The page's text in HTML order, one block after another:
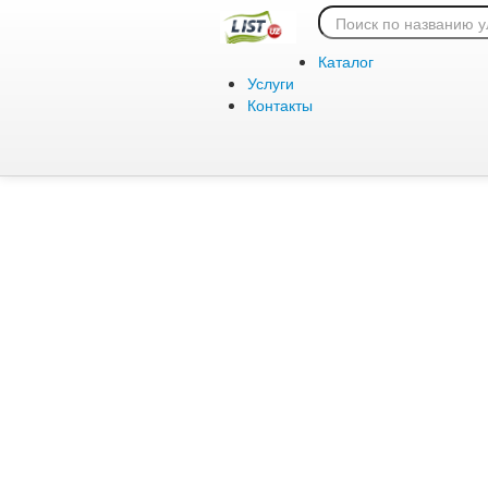
Каталог
Услуги
Контакты
Ошибка